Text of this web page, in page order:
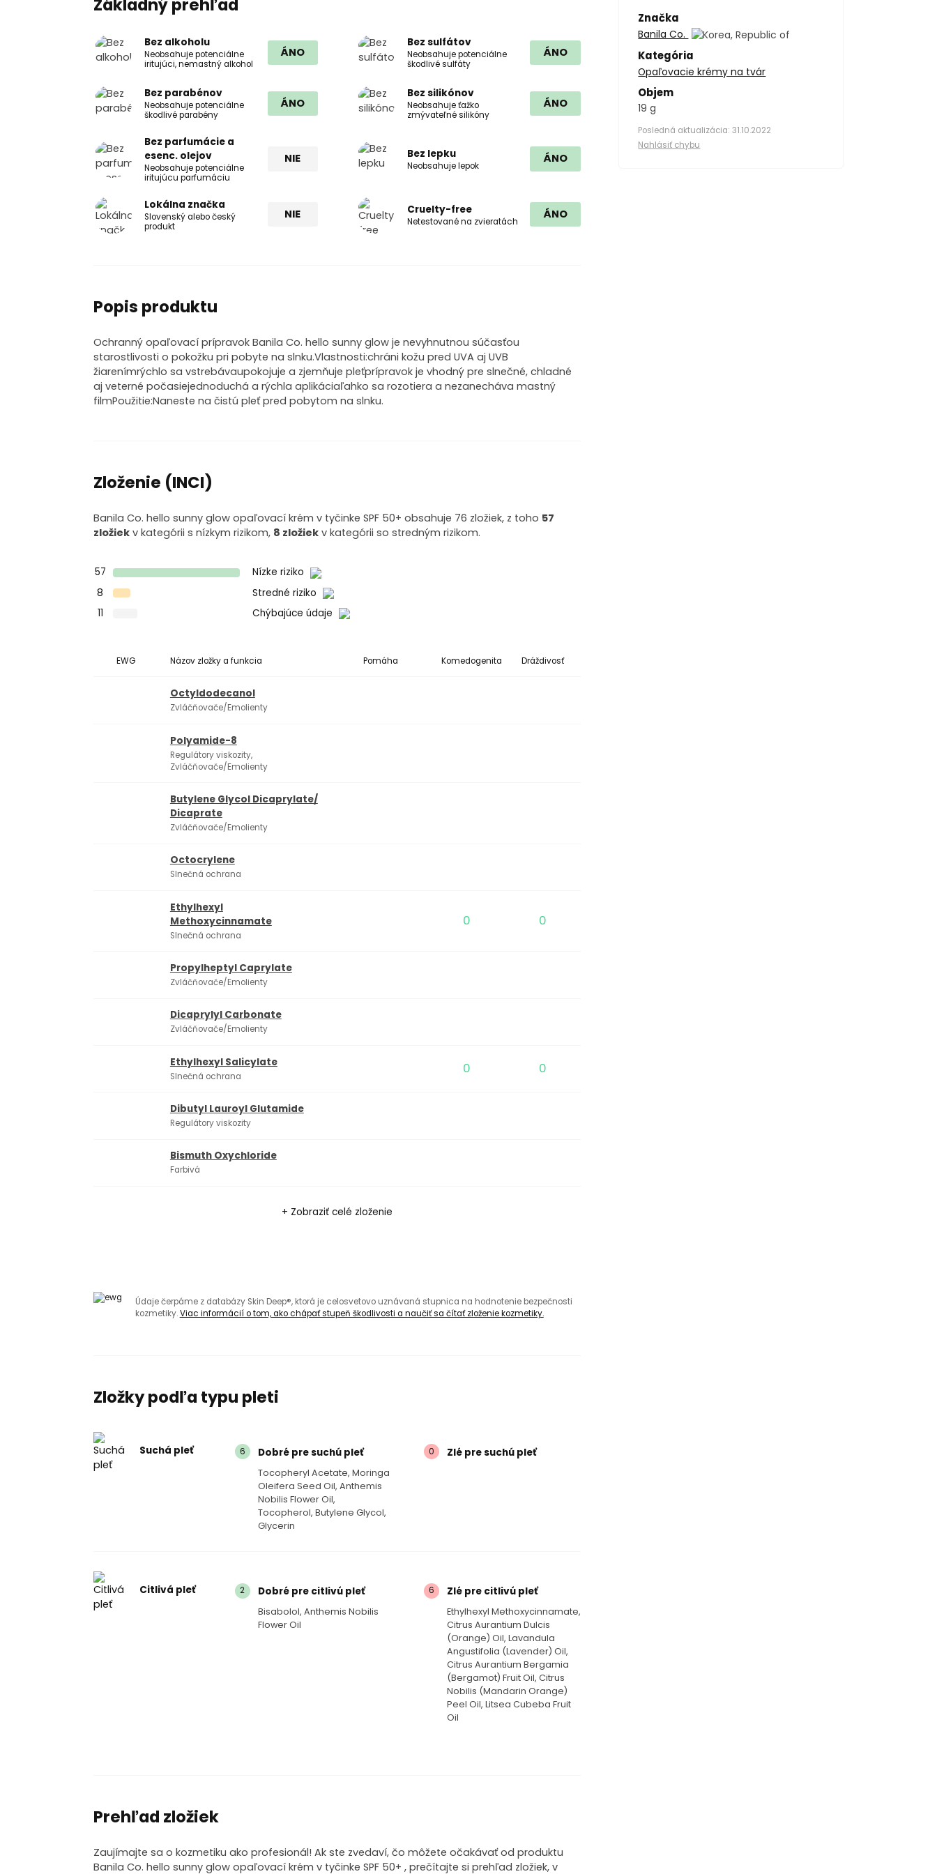
Základný prehľad
Bez alkoholu
Neobsahuje potenciálne
iritujúci, nemastný alkohol
ÁNO
Bez sulfátov
Neobsahuje potenciálne
škodlivé sulfáty
ÁNO
Bez parabénov
Neobsahuje potenciálne
škodlivé parabény
ÁNO
Bez silikónov
Neobsahuje ťažko
zmývateľné silikóny
ÁNO
Bez parfumácie a
esenc. olejov
Neobsahuje potenciálne
iritujúcu parfumáciu
NIE Bez lepku
Neobsahuje lepok
ÁNO
Lokálna značka
Slovenský alebo český
produkt
NIE Cruelty-free
Netestované na zvieratách
ÁNO
Popis produktu
Ochranný opaľovací prípravok Banila Co. hello sunny glow je nevyhnutnou súčasťou
starostlivosti o pokožku pri pobyte na slnku.Vlastnosti:chráni kožu pred UVA aj UVB
žiarenímrýchlo sa vstrebávaupokojuje a zjemňuje pleťprípravok je vhodný pre slnečné, chladné
aj veterné počasiejednoduchá a rýchla aplikáciaľahko sa rozotiera a nezanecháva mastný
filmPoužitie:Naneste na čistú pleť pred pobytom na slnku.
Zloženie (INCI)
Banila Co. hello sunny glow opaľovací krém v tyčinke SPF 50+ obsahuje 76 zložiek, z toho 57
zložiek v kategórii s nízkym rizikom, 8 zložiek v kategórii so stredným rizikom.
57
Nízke riziko
8
Stredné riziko
11
Chýbajúce údaje
EWG Názov zložky a funkcia Pomáha Komedogenita Dráždivosť
Octyldodecanol
Zvláčňovače/Emolienty
Polyamide-8
Regulátory viskozity,
Zvláčňovače/Emolienty
Butylene Glycol Dicaprylate/​
Dicaprate
Zvláčňovače/Emolienty
Octocrylene
Slnečná ochrana
Ethylhexyl
Methoxycinnamate
Slnečná ochrana
0 0
Propylheptyl Caprylate
Zvláčňovače/Emolienty
Dicaprylyl Carbonate
Zvláčňovače/Emolienty
Ethylhexyl Salicylate
Slnečná ochrana 0 0
Dibutyl Lauroyl Glutamide
Regulátory viskozity
Bismuth Oxychloride
Farbivá
+ Zobraziť celé zloženie
Údaje čerpáme z databázy Skin Deep®, ktorá je celosvetovo uznávaná stupnica na hodnotenie bezpečnosti
kozmetiky.Viac informácií o tom, ako chápať stupeň škodlivosti a naučiť sa čítať zloženie kozmetiky.
Zložky podľa typu pleti
Suchá pleť 6 Dobré pre suchú pleť
Tocopheryl Acetate, Moringa
Oleifera Seed Oil, Anthemis
Nobilis Flower Oil,
Tocopherol, Butylene Glycol,
Glycerin
0 Zlé pre suchú pleť
Citlivá pleť 2 Dobré pre citlivú pleť
Bisabolol, Anthemis Nobilis
Flower Oil
6 Zlé pre citlivú pleť
Ethylhexyl Methoxycinnamate,
Citrus Aurantium Dulcis
(orange) Oil, Lavandula
Angustifolia (lavender) Oil,
Citrus Aurantium Bergamia
(bergamot) Fruit Oil, Citrus
Nobilis (mandarin Orange)
Peel Oil, Litsea Cubeba Fruit
Oil
Prehľad zložiek
Zaujímajte sa o kozmetiku ako profesionál! Ak ste zvedaví, čo môžete očakávať od produktu
Banila Co. hello sunny glow opaľovací krém v tyčinke SPF 50+ , prečítajte si prehľad zložiek, v
Značka
Banila Co.
Kategória
Opaľovacie krémy na tvár
Objem
19 g
Posledná aktualizácia: 31.10.2022
Nahlásiť chybu